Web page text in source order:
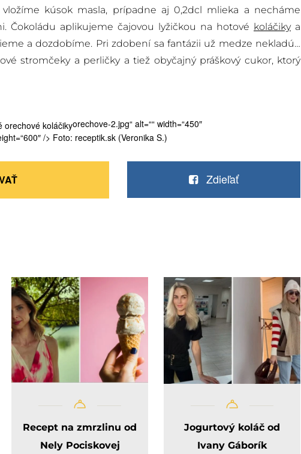
kúsok masla, prípadne aj 0,2dcl mlieka a necháme
Čokoládu aplikujeme čajovou lyžičkou na hotové koláčikya
a dozdobíme. Pri zdobení sa fantázii už medze nekladú…
stromčeky a perličky a tiež obyčajný práškový cukor, ktorý
orechove-2.jpg“ alt=““ width=“450″
/> Foto: receptik.sk (Veronika S.)
Zdieľať
Recept na zmrzlinu od
Nely Pociskovej
Jogurtový koláč od
Ivany Gáborík